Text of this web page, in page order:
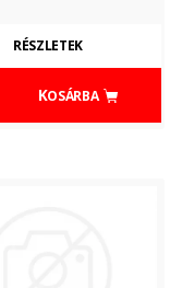
KOSÁRBA
RÉSZLETEK